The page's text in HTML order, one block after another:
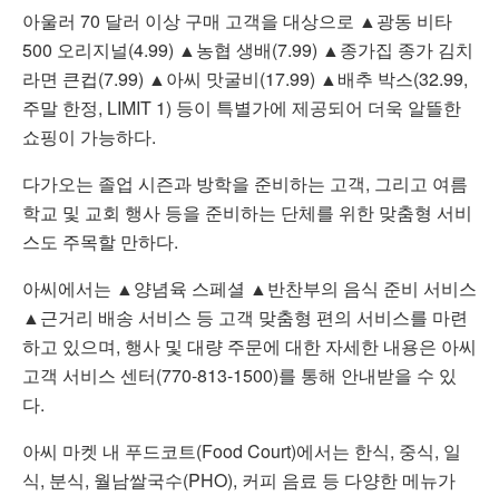
아울러 70 달러 이상 구매 고객을 대상으로 ▲광동 비타
500 오리지널(4.99) ▲농협 생배(7.99) ▲종가집 종가 김치
라면 큰컵(7.99) ▲아씨 맛굴비(17.99) ▲배추 박스(32.99,
주말 한정, LIMIT 1) 등이 특별가에 제공되어 더욱 알뜰한
쇼핑이 가능하다.
다가오는 졸업 시즌과 방학을 준비하는 고객, 그리고 여름
학교 및 교회 행사 등을 준비하는 단체를 위한 맞춤형 서비
스도 주목할 만하다.
아씨에서는 ▲양념육 스페셜 ▲반찬부의 음식 준비 서비스
▲근거리 배송 서비스 등 고객 맞춤형 편의 서비스를 마련
하고 있으며, 행사 및 대량 주문에 대한 자세한 내용은 아씨
고객 서비스 센터(770-813-1500)를 통해 안내받을 수 있
다.
아씨 마켓 내 푸드코트(Food Court)에서는 한식, 중식, 일
식, 분식, 월남쌀국수(PHO), 커피 음료 등 다양한 메뉴가